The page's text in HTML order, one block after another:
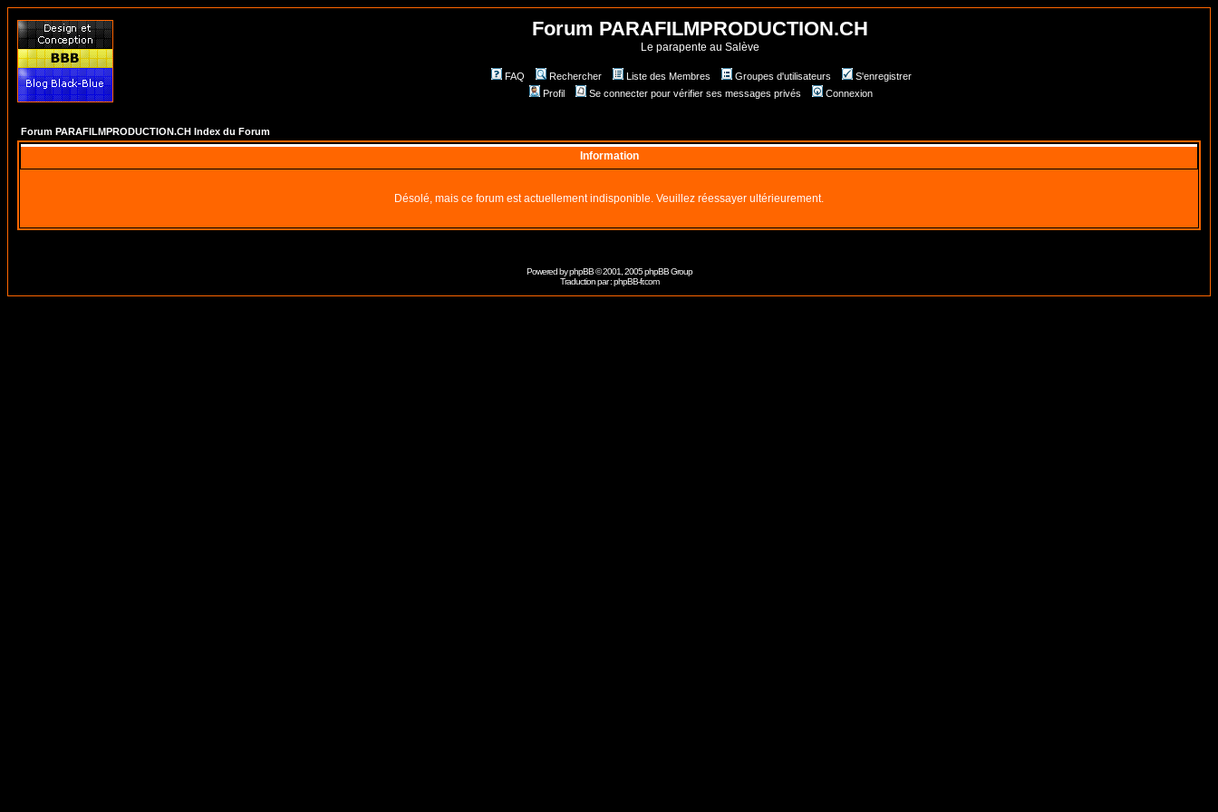
Forum PARAFILMPRODUCTION.CH
Le parapente au Salève
FAQ Rechercher Liste des Membres Groupes d'utilisateurs
S'enregistrer
Profil
Se connecter pour vérifier ses messages privés Connexion
Forum PARAFILMPRODUCTION.CH Index du Forum
Information
Désolé, mais ce forum est actuellement indisponible. Veuillez réessayer ultérieurement.
Powered byphpBB© 2001, 2005 phpBB Group
Traduction par :phpBB-fr.com